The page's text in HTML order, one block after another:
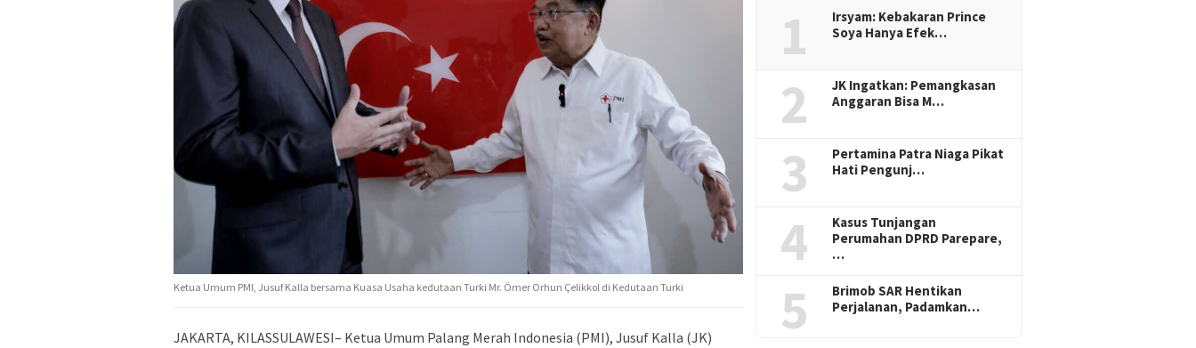
Ketua Umum PMI, Jusuf Kalla bersama Kuasa Usaha kedutaan Turki Mr. Ömer Orhun Çelikkol di Kedutaan Turki
JAKARTA, KILASSULAWESI– Ketua Umum Palang Merah Indonesia (PMI), Jusuf Kalla (JK)
1
Irsyam: Kebakaran Prince
Soya Hanya Efek…
2
JK Ingatkan: Pemangkasan
Anggaran Bisa M…
3
Pertamina Patra Niaga Pikat
Hati Pengunj…
4
Kasus Tunjangan
Perumahan DPRD Parepare,
…
5
Brimob SAR Hentikan
Perjalanan, Padamkan…